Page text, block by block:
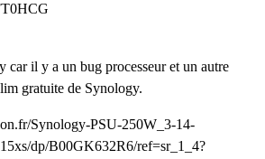
car il y a un bug processeur et un autre
gratuite de Synology.
Synology-PSU-250W_3-14-
dp/B00GK632R6/ref=sr_1_4?